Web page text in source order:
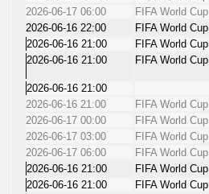
2026-06-17 06:00
FIFA World Cup
2026-06-16 22:00
FIFA World Cup
2026-06-16 21:00
FIFA World Cup
2026-06-16 21:00
FIFA World Cup
2026-06-16 21:00
2026-06-16 21:00
FIFA World Cup
2026-06-17 00:00
FIFA World Cup
2026-06-17 03:00
FIFA World Cup
2026-06-17 06:00
FIFA World Cup
2026-06-16 21:00
FIFA World Cup
2026-06-16 21:00
FIFA World Cup